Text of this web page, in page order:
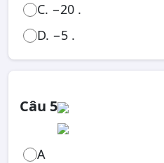
C. −20 .
D. −5 .
Câu 5
A